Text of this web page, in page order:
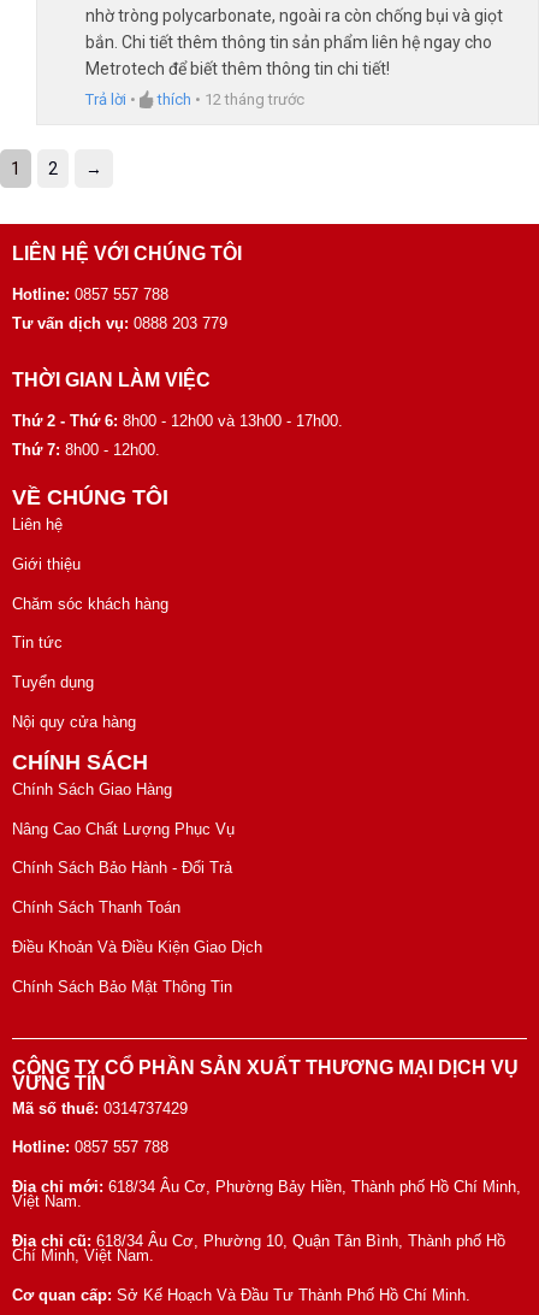
nhờ tròng polycarbonate, ngoài ra còn chống bụi và giọt
bắn. Chi tiết thêm thông tin sản phẩm liên hệ ngay cho
Metrotech để biết thêm thông tin chi tiết!
Trả lời • thích • 12 tháng trước
1 2 →
LIÊN HỆ VỚI CHÚNG TÔI
Hotline: 0857 557 788
Tư vấn dịch vụ: 0888 203 779
THỜI GIAN LÀM VIỆC
Thứ 2 - Thứ 6: 8h00 - 12h00 và 13h00 - 17h00.
Thứ 7: 8h00 - 12h00.
VỀ CHÚNG TÔI
Liên hệ
Giới thiệu
Chăm sóc khách hàng
Tin tức
Tuyển dụng
Nội quy cửa hàng
CHÍNH SÁCH
Chính Sách Giao Hàng
Nâng Cao Chất Lượng Phục Vụ
Chính Sách Bảo Hành - Đổi Trả
Chính Sách Thanh Toán
Điều Khoản Và Điều Kiện Giao Dịch
Chính Sách Bảo Mật Thông Tin
CÔNG TY CỔ PHẦN SẢN XUẤT THƯƠNG MẠI DỊCH VỤ
VỮNG TÍN
Mã số thuế: 0314737429
Hotline: 0857 557 788
Địa chỉ mới: 618/34 Âu Cơ, Phường Bảy Hiền, Thành phố Hồ Chí Minh,
Việt Nam.
Địa chỉ cũ: 618/34 Âu Cơ, Phường 10, Quận Tân Bình, Thành phố Hồ
Chí Minh, Việt Nam.
Cơ quan cấp: Sở Kế Hoạch Và Đầu Tư Thành Phố Hồ Chí Minh.